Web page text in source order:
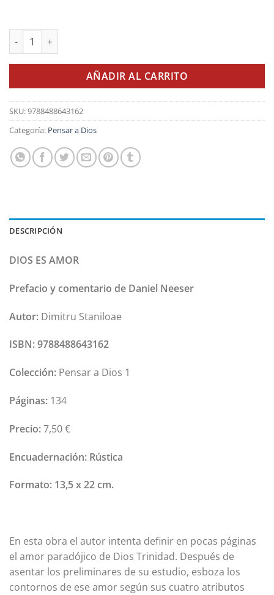
Dios es amor cantidad
AÑADIR AL CARRITO
SKU:9788488643162
Categoría: Pensar a Dios
DESCRIPCIÓN
DIOS ES AMOR
Prefacio y comentario de Daniel Neeser
Autor: Dimitru Staniloae
ISBN:9788488643162
Colección: Pensar a Dios 1
Páginas: 134
Precio:7,50 €
Encuadernación: Rústica
Formato: 13,5 x 22 cm.
En esta obra el autor intenta definir en pocas páginas
el amor paradójico de Dios Trinidad. Después de
asentar los preliminares de su estudio, esboza los
contornos de ese amor según sus cuatro atributos